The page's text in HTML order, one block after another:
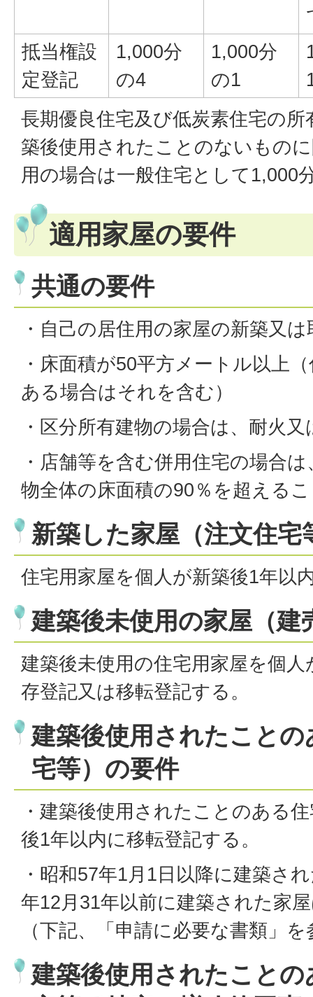
抵当権設
定登記
1,000分
の4
1,000分
の1
長期優良住宅及び低炭素住宅の
築後使用されたことのないもの
用の場合は一般住宅として1,000
適用家屋の要件
共通の要件
・自己の居住用の家屋の新築又は
・床面積が50平方メートル以上
ある場合はそれを含む）
・区分所有建物の場合は、耐火
・店舗等を含む併用住宅の場合
物全体の床面積の90％を超える
新築した家屋（注文住宅
住宅用家屋を個人が新築後1年以
建築後未使用の家屋（建
建築後未使用の住宅用家屋を個
存登記又は移転登記する。
建築後使用されたこと
宅等）の要件
・建築後使用されたことのある
後1年以内に移転登記する。
・昭和57年1月1日以降に建築さ
年12月31年以前に建築された家
（下記、「申請に必要な書類」を
建築後使用されたこと